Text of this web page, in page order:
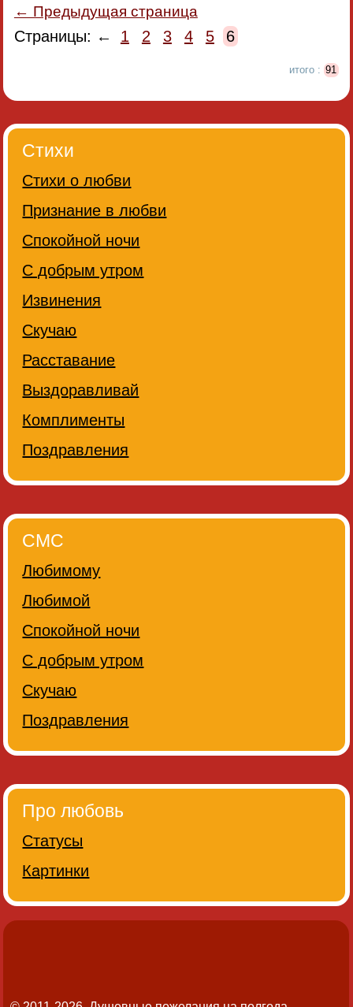
← Предыдущая страница
Страницы: ← 1 2 3 4 5 6
итого : 91
Стихи
Стихи о любви
Признание в любви
Спокойной ночи
С добрым утром
Извинения
Скучаю
Расставание
Выздоравливай
Комплименты
Поздравления
СМС
Любимому
Любимой
Спокойной ночи
С добрым утром
Скучаю
Поздравления
Про любовь
Статусы
Картинки